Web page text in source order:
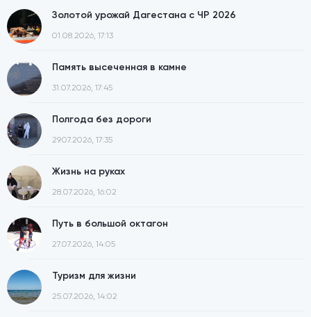
Золотой урожай Дагестана с ЧР 2026
01.08.2026, 17:13
Память высеченная в камне
31.07.2026, 17:45
Полгода без дороги
29.07.2026, 17:35
Жизнь на руках
28.07.2026, 16:02
Путь в большой октагон
27.07.2026, 14:05
Туризм для жизни
25.07.2026, 14:02